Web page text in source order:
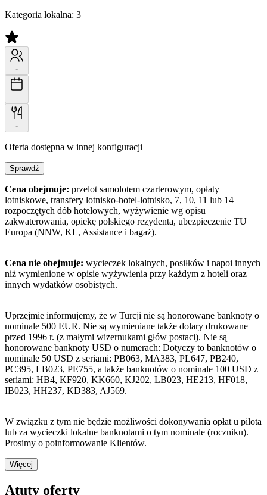
Kategoria lokalna: 3
-
-
-
Oferta dostępna w innej konfiguracji
Sprawdź
Cena obejmuje: przelot samolotem czarterowym, opłaty
lotniskowe, transfery lotnisko-hotel-lotnisko, 7, 10, 11 lub 14
rozpoczętych dób hotelowych, wyżywienie wg opisu
zakwaterowania, opiekę polskiego rezydenta, ubezpieczenie TU
Europa (NNW, KL, Assistance i bagaż).
Cena nie obejmuje: wycieczek lokalnych, posiłków i napoi innych
niż wymienione w opisie wyżywienia przy każdym z hoteli oraz
innych wydatków osobistych.
Uprzejmie informujemy, że w Turcji nie są honorowane banknoty o
nominale 500 EUR. Nie są wymieniane także dolary drukowane
przed 1996 r. (z małymi wizernukami głów postaci). Nie są
honorowane banknoty USD o numerach: Dotyczy to banknotów o
nominale 50 USD z seriami: PB063, MA383, PL647, PB240,
PC395, LB023, PE755, a także banknotów o nominale 100 USD z
seriami: HB4, KF920, KK660, KJ202, LB023, HE213, HF018,
IB023, HH237, KD383, AJ569.
W związku z tym nie będzie możliwości dokonywania opłat u pilota
lub za wycieczki lokalne banknotami o tym nominale (roczniku).
Prosimy o poinformowanie Klientów.
Więcej
Atuty oferty